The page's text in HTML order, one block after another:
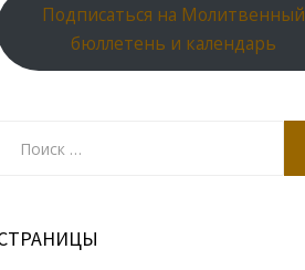
Подписаться на Молитвенный
бюллетень и календарь